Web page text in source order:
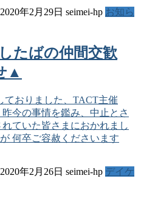
2020年2月29日 seimei-hp お知ら
▲
ておりました、TACT主催
今の事情を鑑み、中止とさ
ていた皆さまにおかれまし
何卒ご容赦くださいます
2020年2月26日 seimei-hp デイケ